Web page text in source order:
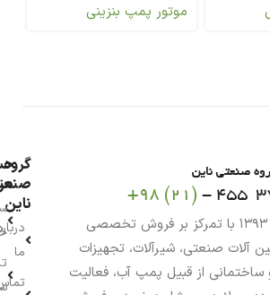
موتور پمپ بنزینی
آی ناین از سال ۱۳۹۳ با تمرکز بر فروش تخصصی
آلات صنعتی، شیرآلات، تجهیزات
از قبیل پمپ آب، فعالیت
گروه
ناین
ما